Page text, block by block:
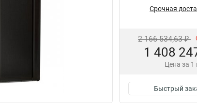
Срочная
2 166 534,63 ₽
1 408
Цена за 1
Быстрый